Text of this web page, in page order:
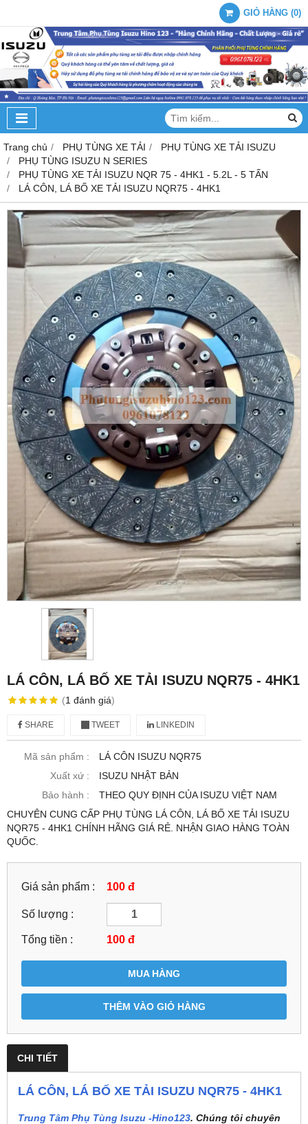
GIỎ HÀNG (0)
Trang chủ PHỤ TÙNG XE TẢI
PHỤ TÙNG XE TẢI ISUZU
PHỤ TÙNG ISUZU N SERIES
PHỤ TÙNG XE TẢI ISUZU NQR 75 - 4HK1 - 5.2L - 5 TẤN
LÁ CÔN, LÁ BỐ XE TẢI ISUZU NQR75 - 4HK1
LÁ CÔN, LÁ BỐ XE TẢI ISUZU NQR75 - 4HK1
(1 đánh giá)
SHARE TWEET LINKEDIN
Mã sản phẩm :
LÁ CÔN ISUZU NQR75
Xuất xứ :
ISUZU NHẬT BẢN
Bảo hành :
THEO QUY ĐỊNH CỦA ISUZU VIỆT NAM
CHUYÊN CUNG CẤP PHỤ TÙNG LÁ CÔN, LÁ BỐ XE TẢI ISUZU
NQR75 - 4HK1 CHÍNH HÃNG GIÁ RẺ. NHẬN GIAO HÀNG TOÀN
QUỐC.
Giá sản phẩm : 100 đ
Số lượng :
Tổng tiền : 100 đ
MUA HÀNG
THÊM VÀO GIỎ HÀNG
CHI TIẾT
LÁ CÔN, LÁ BỐ XE TẢI ISUZU NQR75 - 4HK1
Trung Tâm Phụ Tùng Isuzu -Hino123. Chúng tôi chuyên